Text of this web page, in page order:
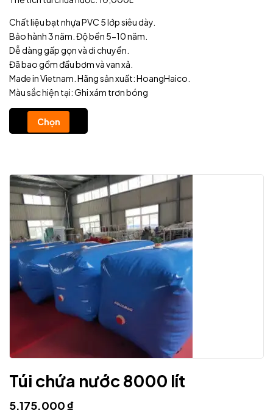
Chất liệu bạt nhựa PVC 5 lớp siêu dày.
Bảo hành 3 năm. Độ bền 5-10 năm.
Dễ dàng gấp gọn và di chuyển.
Đã bao gồm đầu bơm và van xả.
Made in Vietnam. Hãng sản xuất: HoangHaico.
Màu sắc hiện tại: Ghi xám trơn bóng
Chọn
Túi chứa nước 8000 lít
5.175.000₫